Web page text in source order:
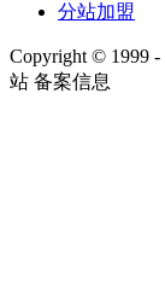
分站加盟
Copyright © 1999 -
站 备案信息